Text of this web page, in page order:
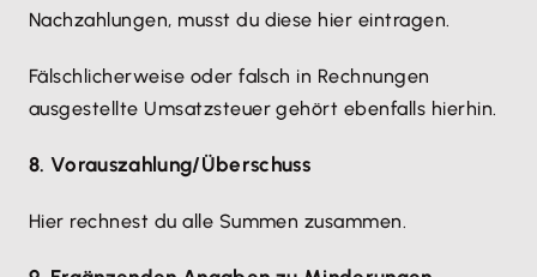
Nachzahlungen, musst du diese hier eintragen.
Fälschlicherweise oder falsch in Rechnungen
ausgestellte Umsatzsteuer gehört ebenfalls hierhin.
8. Vorauszahlung/Überschuss
Hier rechnest du alle Summen zusammen.